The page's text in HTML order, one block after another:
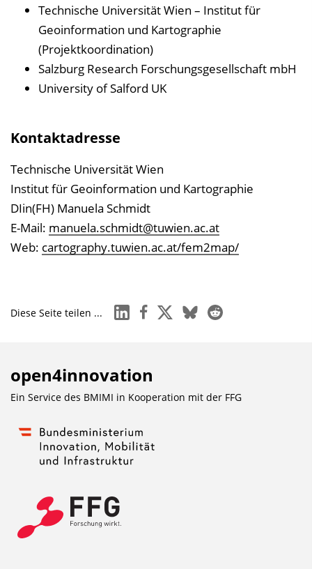
Technische Universität Wien – Institut für
Geoinformation und Kartographie
(Projektkoordination)
Salzburg Research Forschungsgesellschaft mbH
University of Salford UK
Kontaktadresse
Technische Universität Wien
Institut für Geoinformation und Kartographie
DIin(FH) Manuela Schmidt
E-Mail: manuela.schmidt@tuwien.ac.at
Web: cartography.tuwien.ac.at/fem2map/
Diese Seite teilen ... linkedinfacebook
x blueskyreddit
open4innovation
Ein Service des BMIMI in Kooperation mit der FFG